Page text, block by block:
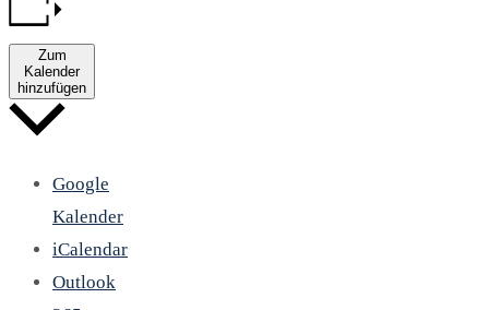
Zum
Kalender
hinzufügen
Google
Kalender
iCalendar
Outlook